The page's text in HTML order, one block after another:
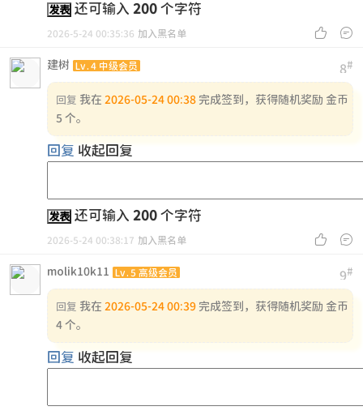
发表 还可输入 200 个字符
 
2026-5-24 00:35:36 加入黑名单
8#
建树 Lv.4 中级会员
回复 我在 2026-05-24 00:38 完成签到，获得随机奖励 金币
5 个。
回复 收起回复
发表 还可输入 200 个字符
 
2026-5-24 00:38:17 加入黑名单
9#
molik10k11 Lv.5 高级会员
回复 我在 2026-05-24 00:39 完成签到，获得随机奖励 金币
4 个。
回复 收起回复